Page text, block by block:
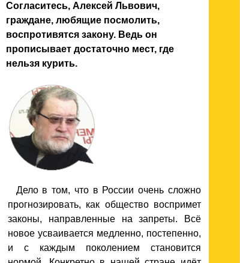
Согласитесь, Алексей Львович,
граждане, любящие посмолить,
воспротивятся закону. Ведь он
прописывает достаточно мест, где
нельзя курить.
Дело в том, что в России очень сложно
прогнозировать, как общество воспримет
законы, направленные на запреты. Всё
новое усваивается медленно, постепенно,
и с каждым поколением становится